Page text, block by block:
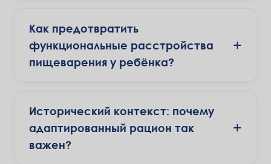
Как предотвратить
функциональные расстройства
пищеварения у ребёнка?
+
Исторический контекст: почему
адаптированный рацион так
важен?
+